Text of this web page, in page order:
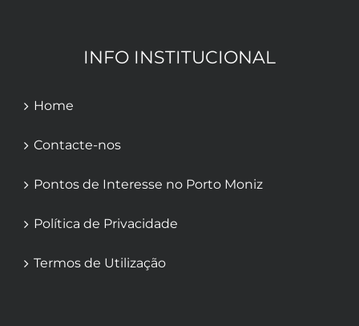
INFO INSTITUCIONAL
Home
Contacte-nos
Pontos de Interesse no Porto Moniz
Política de Privacidade
Termos de Utilização